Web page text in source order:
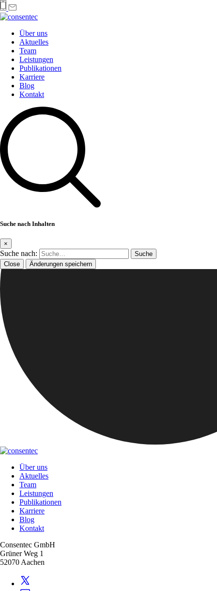
Über uns
Aktuelles
Team
Leistungen
Publikationen
Karriere
Blog
Kontakt
Suche nach Inhalten
×
Suche nach:
Close Änderungen speichern
Über uns
Aktuelles
Team
Leistungen
Publikationen
Karriere
Blog
Kontakt
Consentec GmbH
Grüner Weg 1
52070 Aachen